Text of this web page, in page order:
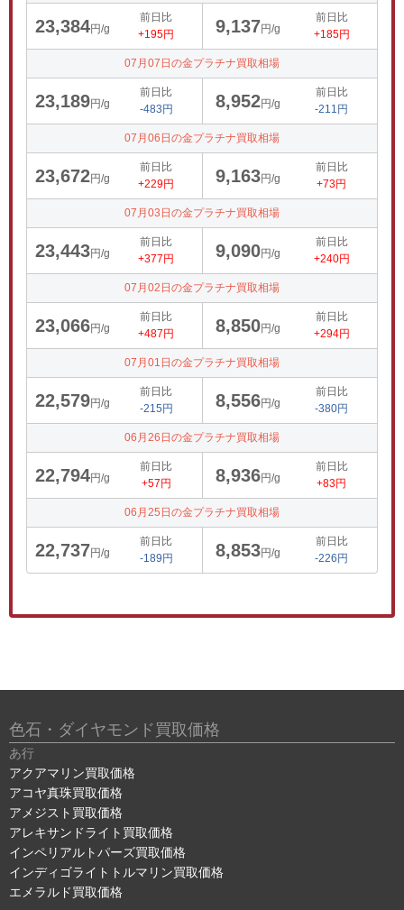
23,384円/g
前日比
+195円
9,137円/g
前日比
+185円
07月07日の金プラチナ買取相場
23,189円/g
前日比
-483円
8,952円/g
前日比
-211円
07月06日の金プラチナ買取相場
23,672円/g
前日比
+229円
9,163円/g
前日比
+73円
07月03日の金プラチナ買取相場
23,443円/g
前日比
+377円
9,090円/g
前日比
+240円
07月02日の金プラチナ買取相場
23,066円/g
前日比
+487円
8,850円/g
前日比
+294円
07月01日の金プラチナ買取相場
22,579円/g
前日比
-215円
8,556円/g
前日比
-380円
06月26日の金プラチナ買取相場
22,794円/g
前日比
+57円
8,936円/g
前日比
+83円
06月25日の金プラチナ買取相場
22,737円/g
前日比
-189円
8,853円/g
前日比
-226円
色石・ダイヤモンド買取価格
あ行
アクアマリン買取価格
アコヤ真珠買取価格
アメジスト買取価格
アレキサンドライト買取価格
インペリアルトパーズ買取価格
インディゴライトトルマリン買取価格
エメラルド買取価格